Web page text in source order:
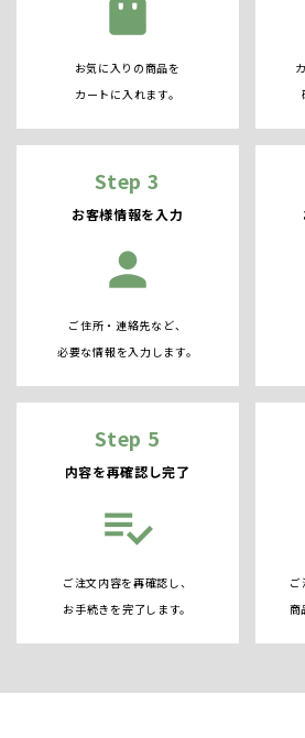
shopping_bag
お気に入りの商品を
カートに入れます。
Step 3
お客様情報を入力
person
ご住所・連絡先など、
必要な情報を入力します。
Step 5
内容を再確認し完了
playlist_add_check
ご注文内容を再確認し、
お手続きを完了します。
ご
商